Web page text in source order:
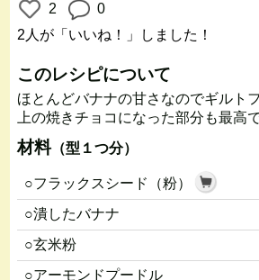
2
0
2人 が「いいね！」しました！
このレシピについて
ほとんどバナナの甘さなのでギルト
上の焼きチョコになった部分も最高
材料（型１つ分）
○フラックスシード（粉）
○潰したバナナ
○玄米粉
○アーモンドプードル